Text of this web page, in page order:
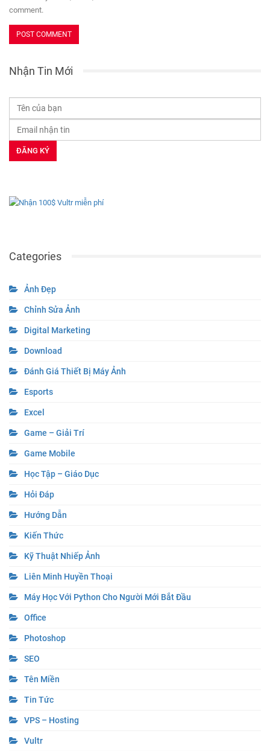
comment.
Nhận Tin Mới
Categories
Ảnh Đẹp
Chỉnh Sửa Ảnh
Digital Marketing
Download
Đánh Giá Thiết Bị Máy Ảnh
Esports
Excel
Game – Giải Trí
Game Mobile
Học Tập – Giáo Dục
Hỏi Đáp
Hướng Dẫn
Kiến Thức
Kỹ Thuật Nhiếp Ảnh
Liên Minh Huyền Thoại
Máy Học Với Python Cho Người Mới Bắt Đầu
Office
Photoshop
SEO
Tên Miền
Tin Tức
VPS – Hosting
Vultr